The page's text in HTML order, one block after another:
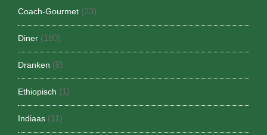
Coach-Gourmet (23)
Diner (180)
Dranken (8)
Ethiopisch (1)
Indiaas (11)